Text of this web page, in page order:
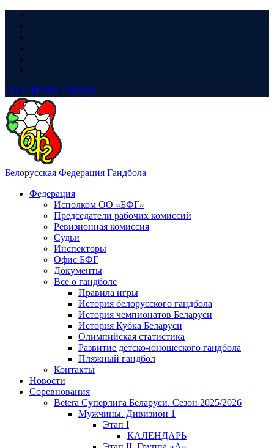
LIVE ТРАНСЛЯЦИЯ
Белорусская Федерация Гандбола
Федерация
Исполком ОО «БФГ»
Председатели рабочих комиссий
Ревизионная комиссия
Судьи
Инспекторы
Офис БФГ
Документы
Все о гандболе
Правила игры
История белорусского гандбола
История чемпионатов Беларуси
История Кубка Беларуси
Олимпийская статистика
Развитие детско-юношеского гандбола
Пляжный гандбол
Контакты
Новости
Соревнования
Betera Суперлига Беларуси. Сезон 2025/2026
Мужчины. Дивизион 1
Этап I
КАЛЕНДАРЬ